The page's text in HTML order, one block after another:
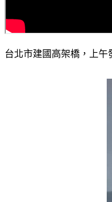
台北市建國高架橋，上午